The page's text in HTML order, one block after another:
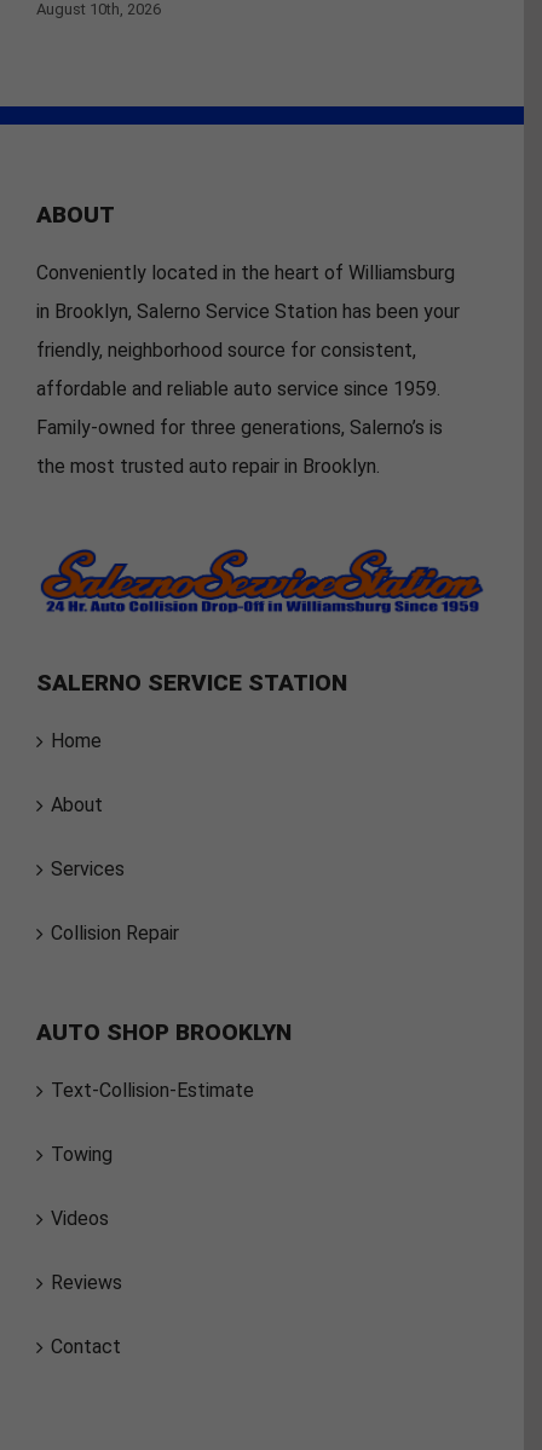
August 10th, 2026
ABOUT
Conveniently located in the heart of Williamsburg
in Brooklyn, Salerno Service Station has been your
friendly, neighborhood source for consistent,
affordable and reliable auto service since 1959.
Family-owned for three generations, Salerno’s is
the most trusted auto repair in Brooklyn.
SALERNO SERVICE STATION
Home
About
Services
Collision Repair
AUTO SHOP BROOKLYN
Text-Collision-Estimate
Towing
Videos
Reviews
Contact